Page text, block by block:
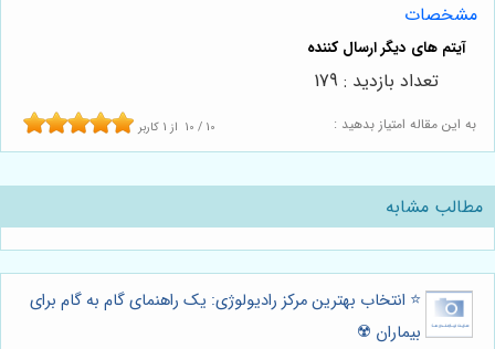
مشخصات
به این مقاله امتیاز بدهید : 10 / 10 از1 کاربر
تعداد بازدید : 179
مطالب مشابه
⭐️ انتخاب بهترین مرکز رادیولوژی: یک راهنمای گام به گام برای
بیماران ☢️